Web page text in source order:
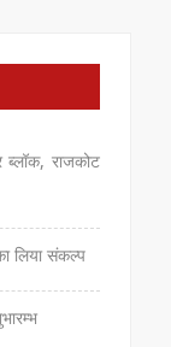
राजकोट
लिया संकल्प